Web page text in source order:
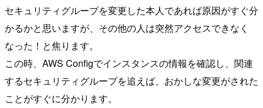
セキュリティグループを変更した本人であれば原因がすぐ分
かるかと思いますが、その他の人は突然アクセスできなく
なった！と焦ります。
この時、AWS Configでインスタンスの情報を確認し、関連
するセキュリティグループを追えば、おかしな変更がされた
ことがすぐに分かります。